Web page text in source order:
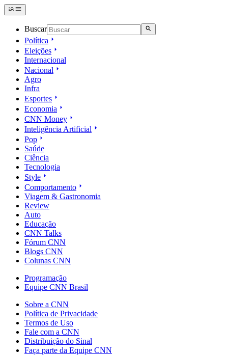
Buscar
Política
Eleições
Internacional
Nacional
Agro
Infra
Esportes
Economia
CNN Money
Inteligência Artificial
Pop
Saúde
Ciência
Tecnologia
Style
Comportamento
Viagem & Gastronomia
Review
Auto
Educação
CNN Talks
Fórum CNN
Blogs CNN
Colunas CNN
Programação
Equipe CNN Brasil
Sobre a CNN
Política de Privacidade
Termos de Uso
Fale com a CNN
Distribuição do Sinal
Faça parte da Equipe CNN